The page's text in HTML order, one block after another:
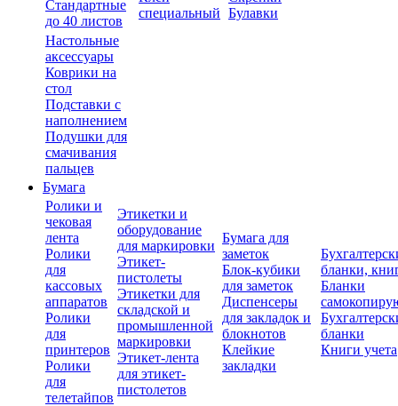
Стандартные
до 40 листов
специальный Булавки
Настольные
аксессуары
Коврики на
стол
Подставки с
наполнением
Подушки для
смачивания
пальцев
Бумага
Ролики и
чековая
лента
Ролики
для
кассовых
аппаратов
Ролики
для
принтеров
Ролики
для
телетайпов
Этикетки и
оборудование
для маркировки
Этикет-
пистолеты
Этикетки для
складской и
промышленной
маркировки
Этикет-лента
для этикет-
пистолетов
Бумага для
заметок
Блок-кубики
для заметок
Диспенсеры
для закладок и
блокнотов
Клейкие
закладки
бланки,
Бланки
бланки
Книги учета